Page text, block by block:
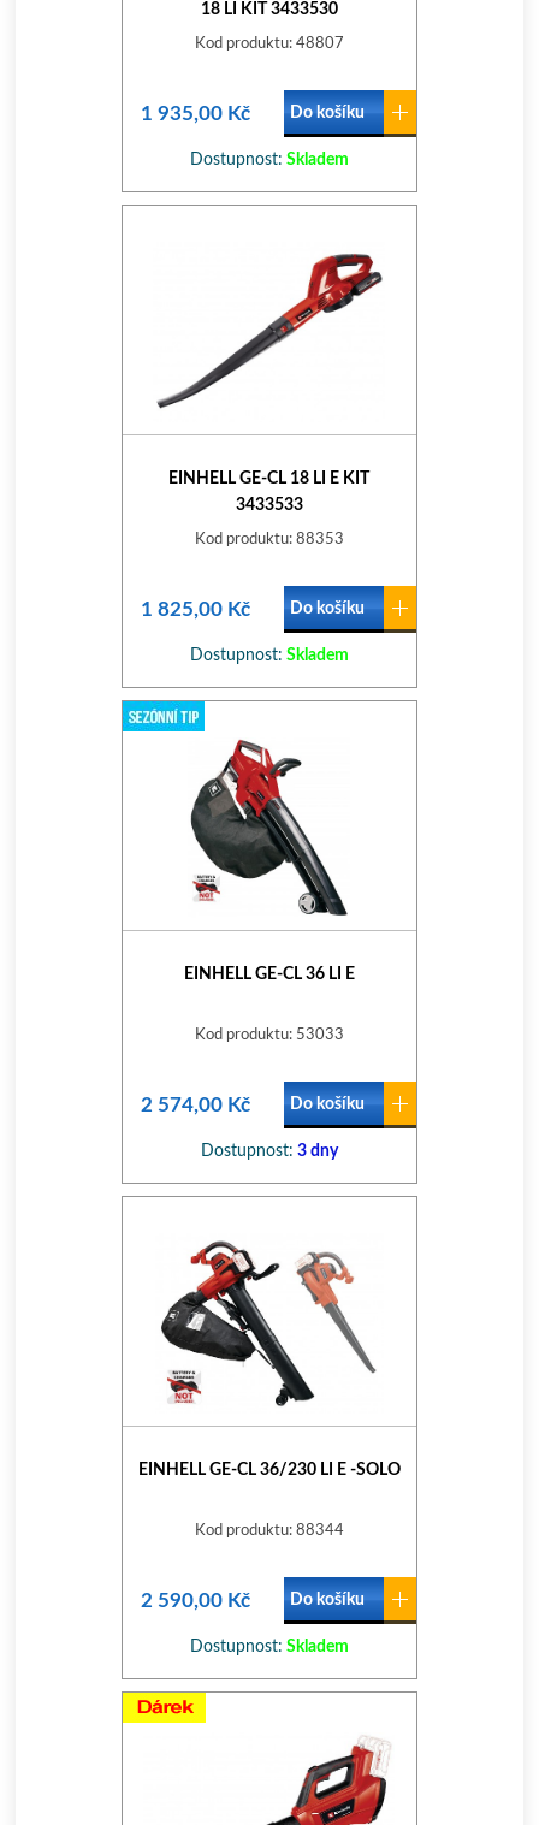
18 LI KIT 3433530
Kod produktu: 48807
1 935,00 Kč Do košíku
Dostupnost: Skladem
EINHELL GE-CL 18 LI E KIT
3433533
Kod produktu: 88353
1 825,00 Kč Do košíku
Dostupnost: Skladem
EINHELL GE-CL 36 LI E
Kod produktu: 53033
2 574,00 Kč Do košíku
Dostupnost: 3 dny
EINHELL GE-CL 36/230 LI E -SOLO
Kod produktu: 88344
2 590,00 Kč Do košíku
Dostupnost: Skladem